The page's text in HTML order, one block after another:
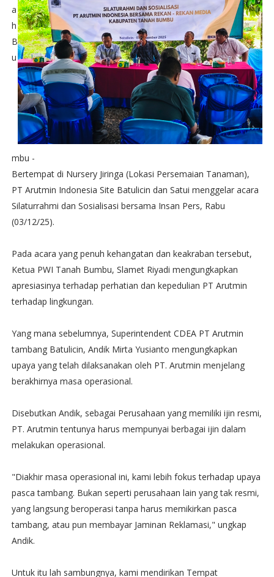
a
h
B
u
mbu -
Bertempat di Nursery Jiringa (Lokasi Persemaian Tanaman),
PT Arutmin Indonesia Site Batulicin dan Satui menggelar acara
Silaturrahmi dan Sosialisasi bersama Insan Pers, Rabu
(03/12/25).
Pada acara yang penuh kehangatan dan keakraban tersebut,
Ketua PWI Tanah Bumbu, Slamet Riyadi mengungkapkan
apresiasinya terhadap perhatian dan kepedulian PT Arutmin
terhadap lingkungan.
Yang mana sebelumnya, Superintendent CDEA PT Arutmin
tambang Batulicin, Andik Mirta Yusianto mengungkapkan
upaya yang telah dilaksanakan oleh PT. Arutmin menjelang
berakhirnya masa operasional.
Disebutkan Andik, sebagai Perusahaan yang memiliki ijin resmi,
PT. Arutmin tentunya harus mempunyai berbagai ijin dalam
melakukan operasional.
"Diakhir masa operasional ini, kami lebih fokus terhadap upaya
pasca tambang. Bukan seperti perusahaan lain yang tak resmi,
yang langsung beroperasi tanpa harus memikirkan pasca
tambang, atau pun membayar Jaminan Reklamasi," ungkap
Andik.
Untuk itu lah sambungnya, kami mendirikan Tempat